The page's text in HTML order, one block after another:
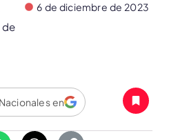
de
6 de diciembre de 2023
en